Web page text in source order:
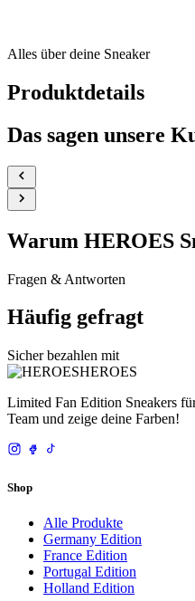
Alles über deine Sneaker
Produktdetails
Das sagen unsere
Warum HEROES
Fragen & Antworten
Häufig gefragt
Sicher bezahlen mit
HEROES
Limited Fan Edition Sneakers
Team und zeige deine Farben!
Shop
Alle Produkte
Germany Edition
France Edition
Portugal Edition
Holland Edition